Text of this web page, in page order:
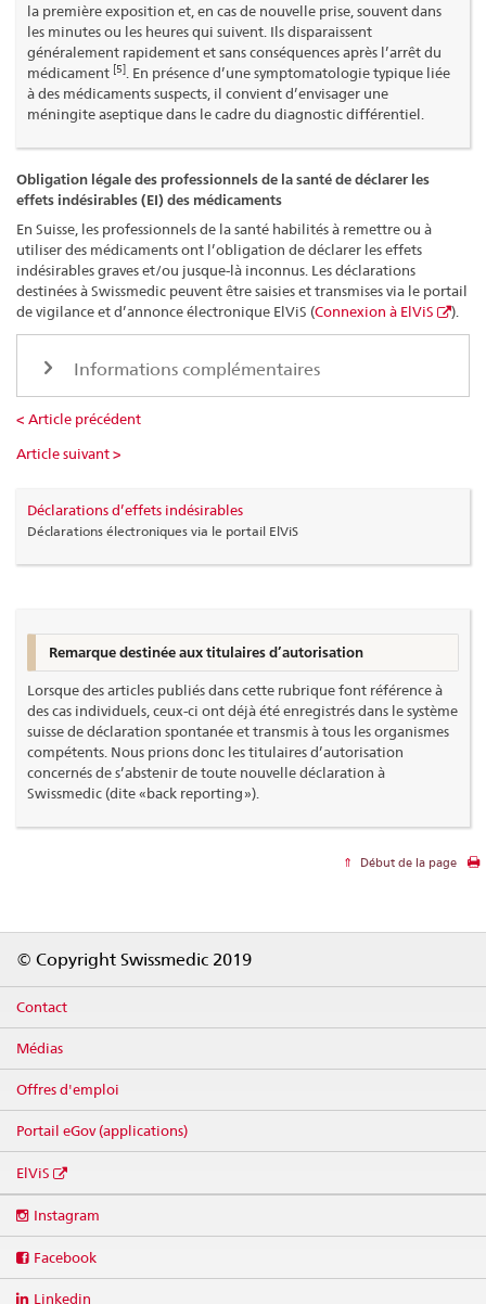
la première exposition et, en cas de nouvelle prise, souvent dans
les minutes ou les heures qui suivent. Ils disparaissent
généralement rapidement et sans conséquences après l’arrêt du
médicament [5] . En présence d’une symptomatologie typique liée
à des médicaments suspects, il convient d’envisager une
méningite aseptique dans le cadre du diagnostic différentiel.
Obligation légale des professionnels de la santé de déclarer les
effets indésirables (EI) des médicaments
En Suisse, les professionnels de la santé habilités à remettre ou à
utiliser des médicaments ont l’obligation de déclarer les effets
indésirables graves et/ou jusque-là inconnus. Les déclarations
destinées à Swissmedic peuvent être saisies et transmises via le portail
de vigilance et d’annonce électronique ElViS (Connexion à ElViS ).
Informations complémentaires
< Article précédent
Article suivant >
Déclarations d’effets indésirables
Déclarations électroniques via le portail ElViS
Remarque destinée aux titulaires d’autorisation
Lorsque des articles publiés dans cette rubrique font référence à
des cas individuels, ceux-ci ont déjà été enregistrés dans le système
suisse de déclaration spontanée et transmis à tous les organismes
compétents. Nous prions donc les titulaires d’autorisation
concernés de s’abstenir de toute nouvelle déclaration à
Swissmedic (dite « back reporting »).
Début de la page
© Copyright Swissmedic 2019
Contact
Médias
Offres d'emploi
Portail eGov (applications)
ElViS
media
Instagram
Facebook
Linkedin